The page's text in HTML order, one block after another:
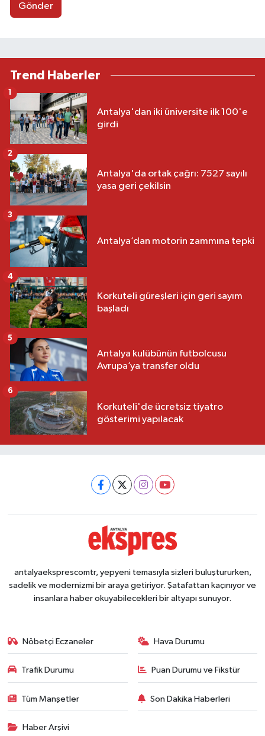
Gönder
Trend Haberler
Antalya'dan iki üniversite ilk 100'e
girdi
Antalya'da ortak çağrı: 7527 sayılı
yasa geri çekilsin
2
Antalya’dan motorin zammına tepki
3
Korkuteli güreşleri için geri sayım
başladı
4
Antalya kulübünün futbolcusu
Avrupa’ya transfer oldu
5
Korkuteli'de ücretsiz tiyatro
gösterimi yapılacak
6
antalyaeksprescomtr, yepyeni temasıyla sizleri buluştururken,
sadelik ve modernizmi bir araya getiriyor. Şatafattan kaçınıyor ve
insanlara haber okuyabilecekleri bir altyapı sunuyor.
Nöbetçi Eczaneler Hava Durumu
Trafik Durumu Puan Durumu ve Fikstür
Tüm Manşetler Son Dakika Haberleri
Haber Arşivi